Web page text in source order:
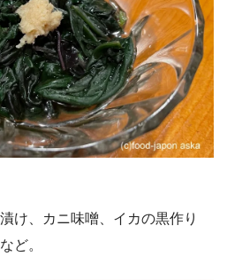
け、カニ味噌、イカの黒作り
ど。